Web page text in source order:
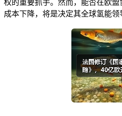
权的重要抓手。然而，能否在欧
成本下降，将是决定其全球氢能领